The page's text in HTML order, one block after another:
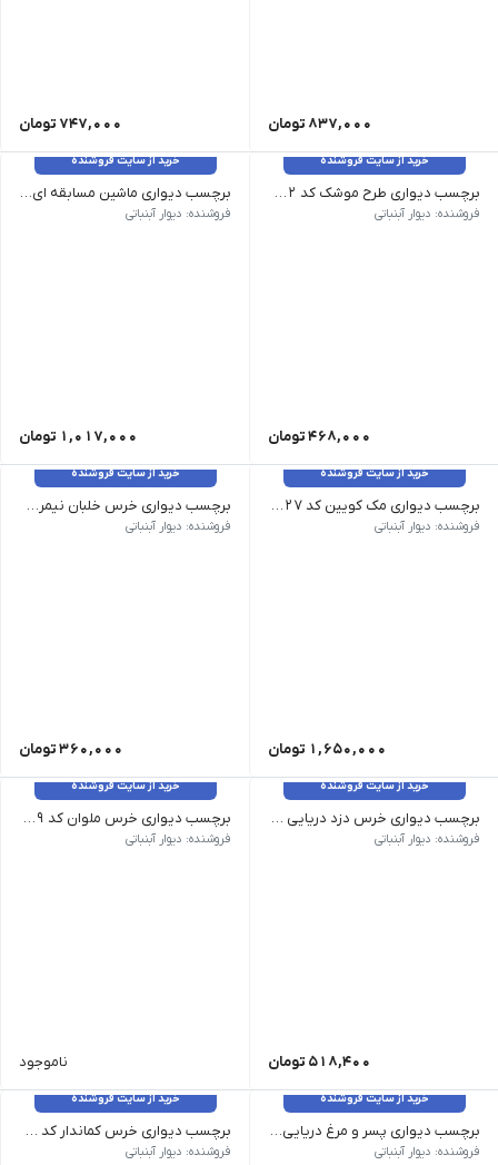
837,000 تومان 747,000 تومان
خرید از سایت فروشنده
برچسب دیواری طرح موشک کد ۱۶۲۲
فروشنده: دیوار آبنباتی
468,000تومان
خرید از سایت فروشنده
برچسب دیواری ماشین مسابقه ای کد ۱۶۲۴
فروشنده: دیوار آبنباتی
1,017,000 تومان
خرید از سایت فروشنده
برچسب دیواری مک کویین کد ۱۶۲۷
فروشنده: دیوار آبنباتی
1,650,000 تومان
خرید از سایت فروشنده
برچسب دیواری خرس خلبان نیمرخ کد 1613
فروشنده: دیوار آبنباتی
360,000تومان
خرید از سایت فروشنده
برچسب دیواری خرس دزد دریایی کد 1612
فروشنده: دیوار آبنباتی
518,400 تومان
خرید از سایت فروشنده
برچسب دیواری خرس ملوان کد 1609
فروشنده: دیوار آبنباتی
ناموجود
خرید از سایت فروشنده
برچسب دیواری پسر و مرغ دریایی کد 1606
فروشنده: دیوار آبنباتی
خرید از سایت فروشنده
برچسب دیواری خرس کماندار کد 1604 وزن 120 گرم سایز: ابعاد بزرگ، ابعاد متوسط، ابعاد کوچک رنگ رنگبندی غیرقابل تغییر
فروشنده: دیوار آبنباتی